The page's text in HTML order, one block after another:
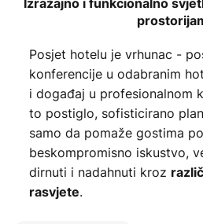
Izražajno i funkcionalno
Posjet hotelu je vrhunac -
konferencije u odabranim
i događaj u profesionalnom
to postiglo, sofisticirano
samo da pomaže gostima
beskompromisno iskustvo,
dirnuti i nadahnuti kroz
rasvjete.